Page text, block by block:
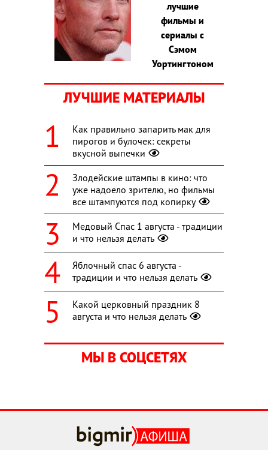
лучшие
фильмы и
сериалы с
Сэмом
Уортингтоном
ЛУЧШИЕ МАТЕРИАЛЫ
Как правильно запарить мак для
пирогов и булочек: секреты
вкусной выпечки
Злодейские штампы в кино: что
уже надоело зрителю, но фильмы
все штампуются под копирку
Медовый Спас 1 августа - традиции
и что нельзя делать
Яблочный спас 6 августа -
традиции и что нельзя делать
Какой церковный праздник 8
августа и что нельзя делать
МЫ В СОЦСЕТЯХ